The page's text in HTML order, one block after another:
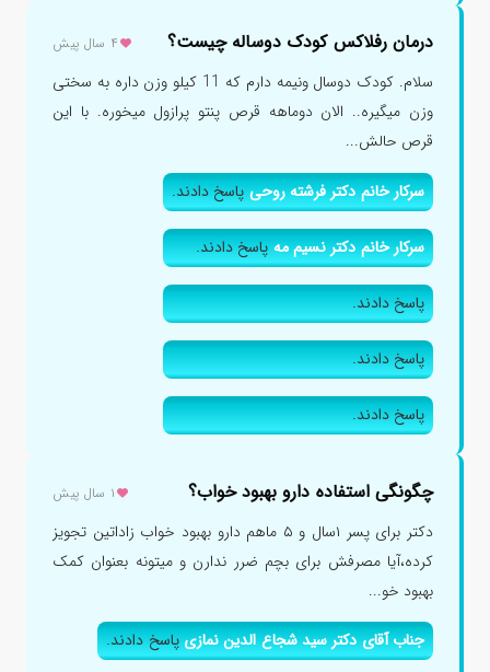
درمان رفلاکس کودک دوساله چیست؟ ۴ سال پیش
سلام. کودک دوسال ونیمه دارم که 11 کیلو وزن داره به سختی
وزن میگیره.. الان دوماهه قرص پنتو پرازول میخوره. با این
قرص حالش...
سرکار خانم دکتر فرشته روحیپاسخ دادند.
سرکار خانم دکتر نسیم مهپاسخ دادند.
پاسخ دادند.
پاسخ دادند.
پاسخ دادند.
چگونگی استفاده دارو بهبود خواب؟ ۱ سال پیش
دکتر برای پسر ۱سال و ۵ ماهم دارو بهبود خواب زاداتین تجویز
کرده،آیا مصرفش برای بچم ضرر ندارن و میتونه بعنوان کمک
بهبود خو...
جناب آقای دکتر سید شجاع الدین نمازیپاسخ دادند.